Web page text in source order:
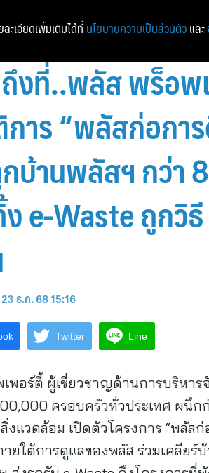
งที่..พลัส พร็อพ
าร “พลัสก่อกา
บ้านพลัสฯ กว่า
e-Waste ถูกวิธี
23 ธ.ค. 68 15:16
Twitter Line
พอร์ตี้ ผู้เชี่ยวชาญด้านการบริหา
ครอบครัวทั่วประเทศ ผนึก
งแวดล้อม เปิดตัวโครงการ “พลัส
ายใต้การดูแลของพลัส ร่วมเคลีย
ะเอียดเพิ่มเติมได้ที่ นโยบายความเป็นส่วนตัว และ